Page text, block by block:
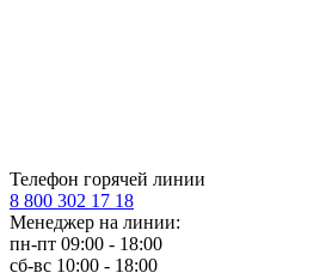
Телефон горячей линии
8 800 302 17 18
Менеджер на линии:
пн-пт 09:00 - 18:00
сб-вс 10:00 - 18:00